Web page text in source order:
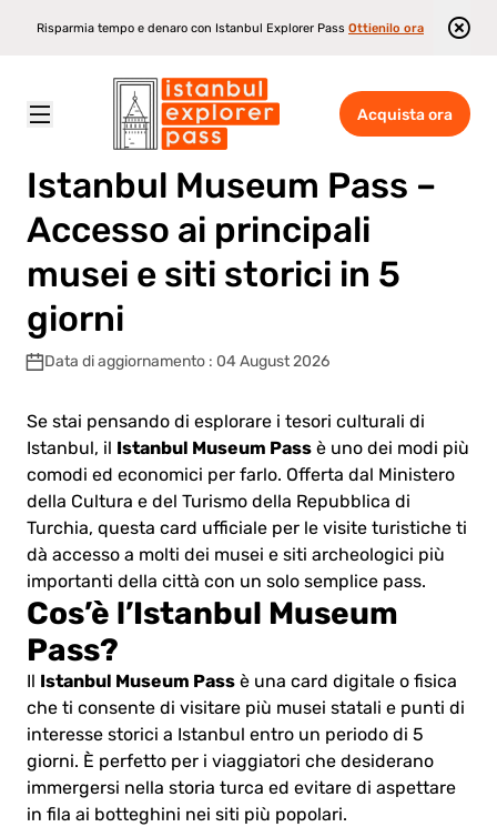
Risparmia tempo e denaro con Istanbul Explorer Pass Ottienilo ora
Acquista ora
Istanbul Explorer Pass \ Blog \ Istanbul Museum Pass – Accesso ai principali musei e siti storici in 5 giorni
Istanbul Museum Pass –
Accesso ai principali
musei e siti storici in 5
giorni
Data di aggiornamento : 04 August 2026
Se stai pensando di esplorare i tesori culturali di
Istanbul, il Istanbul Museum Pass è uno dei modi più
comodi ed economici per farlo. Offerta dal Ministero
della Cultura e del Turismo della Repubblica di
Turchia, questa card ufficiale per le visite turistiche ti
dà accesso a molti dei musei e siti archeologici più
importanti della città con un solo semplice pass.
Cos’è l’Istanbul Museum
Pass?
Il Istanbul Museum Pass è una card digitale o fisica
che ti consente di visitare più musei statali e punti di
interesse storici a Istanbul entro un periodo di 5
giorni. È perfetto per i viaggiatori che desiderano
immergersi nella storia turca ed evitare di aspettare
in fila ai botteghini nei siti più popolari.